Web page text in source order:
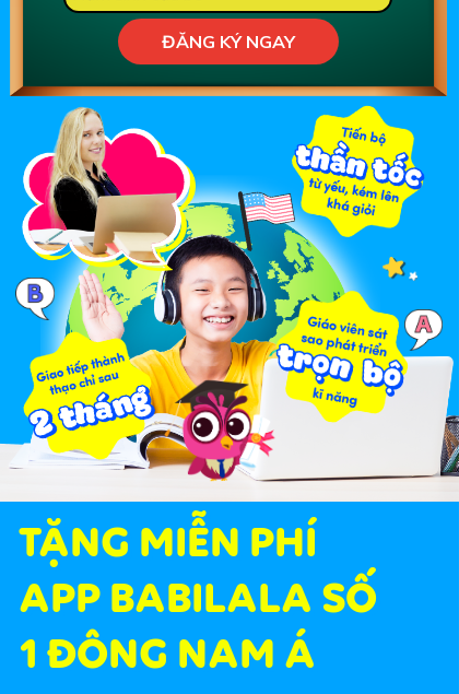
ĐĂNG KÝ NGAY
TẶNG MIỄN PHÍ
APP BABILALA SỐ
1 ĐÔNG NAM Á